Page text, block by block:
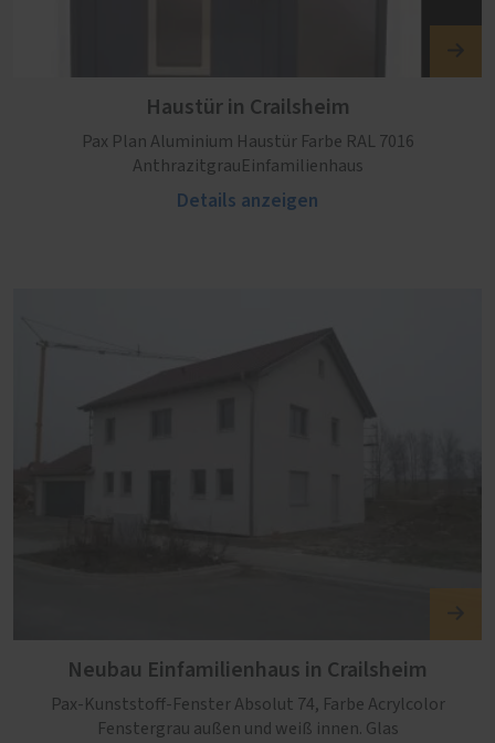
Haustür in Crailsheim
Pax Plan Aluminium Haustür Farbe RAL 7016
AnthrazitgrauEinfamilienhaus
Details anzeigen
Neubau Einfamilienhaus in Crailsheim
Pax-Kunststoff-Fenster Absolut 74, Farbe Acrylcolor
Fenstergrau außen und weiß innen. Glas